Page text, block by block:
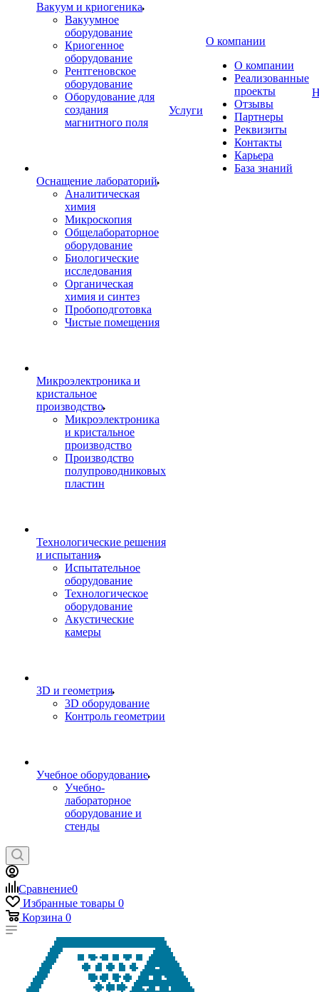
Вакуум и криогеника
Вакуумное
оборудование
Криогенное
оборудование
Рентгеновское
оборудование
Оборудование для
создания
магнитного поля
Оснащение лабораторий
Аналитическая
химия
Микроскопия
Общелабораторное
оборудование
Биологические
исследования
Органическая
химия и синтез
Пробоподготовка
Чистые помещения
Микроэлектроника и
кристальное
производство
Микроэлектроника
и кристальное
производство
Производство
полупроводниковых
пластин
Технологические решения
и испытания
Испытательное
оборудование
Технологическое
оборудование
Акустические
камеры
3D и геометрия
3D оборудование
Контроль геометрии
Учебное оборудование
Учебно-
лабораторное
оборудование и
стенды
Услуги
О компании
О компании
Реализованные
проекты
Отзывы
Партнеры
Реквизиты
Контакты
Карьера
База знаний
Сравнение0
Избранные товары 0
Корзина 0